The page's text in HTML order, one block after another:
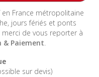
France métropolitaine
jours fériés et ponts
de vous reporter à
& Paiement.
sur devis)